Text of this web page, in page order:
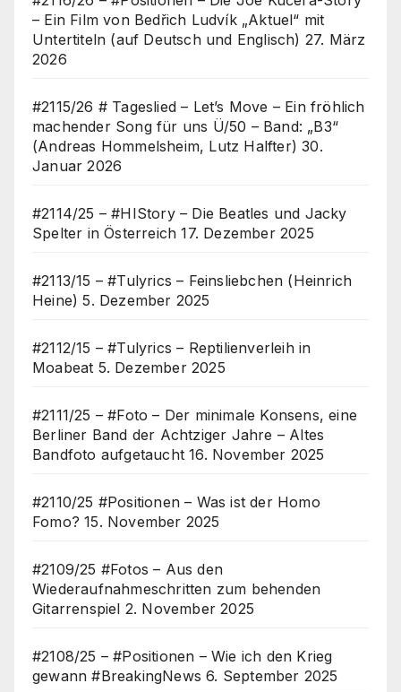
– Ein Film von Bedřich Ludvík „Aktuel“ mit
Untertiteln (auf Deutsch und Englisch) 27. März
2026
#2115/26 # Tageslied – Let’s Move – Ein fröhlich
machender Song für uns Ü/50 – Band: „B3“
(Andreas Hommelsheim, Lutz Halfter) 30.
Januar 2026
#2114/25 – #HIStory – Die Beatles und Jacky
Spelter in Österreich 17. Dezember 2025
#2113/15 – #Tulyrics – Feinsliebchen (Heinrich
Heine) 5. Dezember 2025
#2112/15 – #Tulyrics – Reptilienverleih in
Moabeat 5. Dezember 2025
#2111/25 – #Foto – Der minimale Konsens, eine
Berliner Band der Achtziger Jahre – Altes
Bandfoto aufgetaucht 16. November 2025
#2110/25 #Positionen – Was ist der Homo
Fomo? 15. November 2025
#2109/25 #Fotos – Aus den
Wiederaufnahmeschritten zum behenden
Gitarrenspiel 2. November 2025
#2108/25 – #Positionen – Wie ich den Krieg
gewann #BreakingNews 6. September 2025